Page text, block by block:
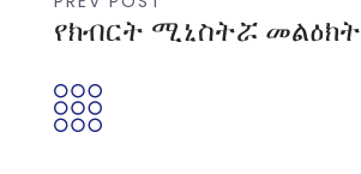
የክብርት ሚኒስትሯ መልዕክት